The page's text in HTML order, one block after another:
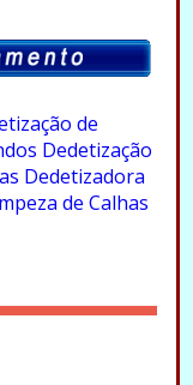
de
Dedetização
Dedetizadora
de Calhas